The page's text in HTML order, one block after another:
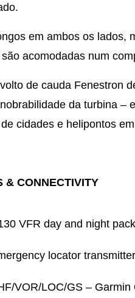
em ambos os lados,
acomodadas num
de cauda Fenestron
da turbina –
cidades e helipontos
& CONNECTIVITY
VFR day and night
locator
VOR/LOC/GS – Garmin